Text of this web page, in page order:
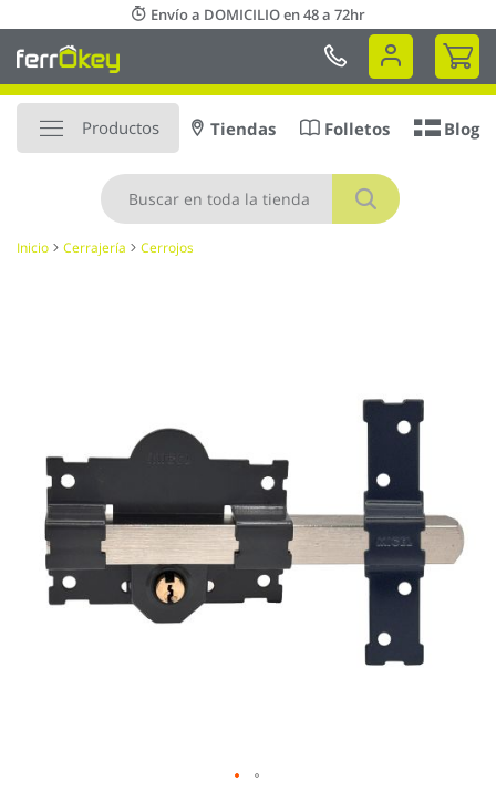
al
contenido
Envío a DOMICILIO en 48 a 72hr
Mi
Productos
Buscar
Tiendas Folletos Blog
Inicio Cerrajería Cerrojos
imágenes